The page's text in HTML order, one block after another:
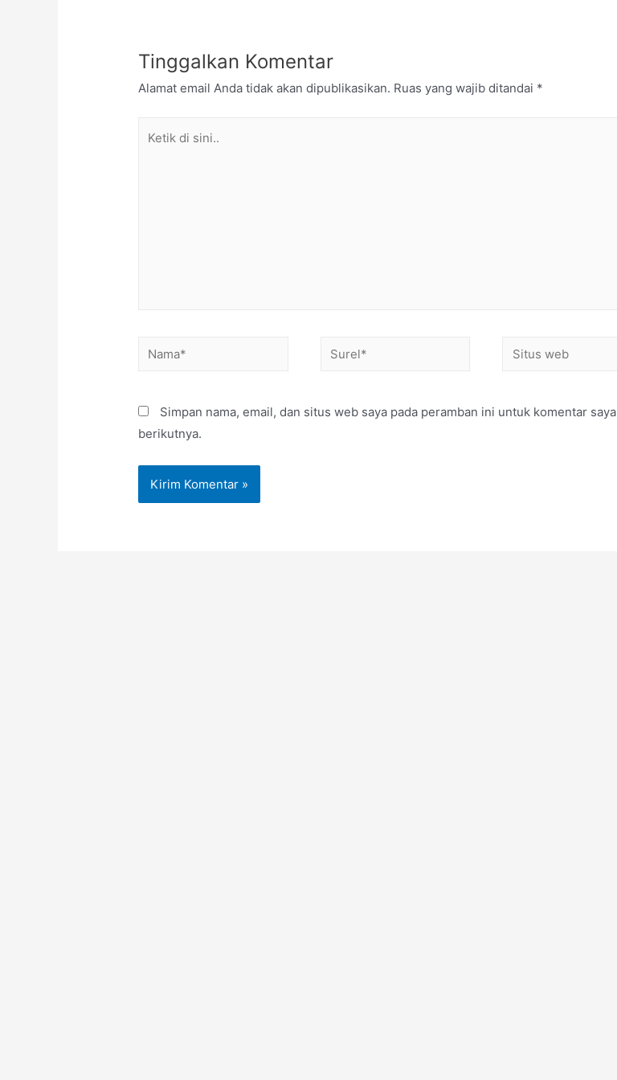
Tinggalkan Komentar
Alamat email Anda tidak akan dipublikasikan. Ruas yang wajib ditandai *
Simpan nama, email, dan situs web saya pada peramban ini untuk komentar saya
berikutnya.